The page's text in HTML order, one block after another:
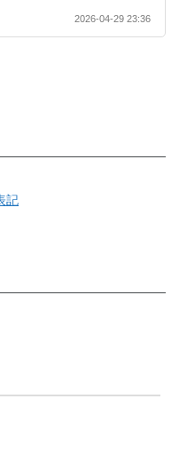
2026-04-29 23:36
記